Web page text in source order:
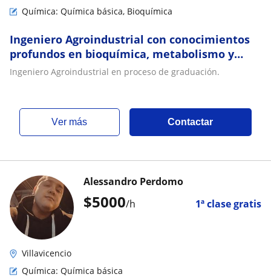
Química: Química básica, Bioquímica
Ingeniero Agroindustrial con conocimientos
profundos en bioquímica, metabolismo y
síntesis energetica
Ingeniero Agroindustrial en proceso de graduación.
ver más Contactar
$5000/h 1ª clase gratis
Alessandro Perdomo
Villavicencio
Química: Química básica